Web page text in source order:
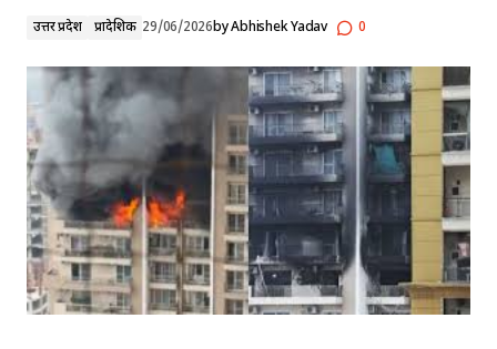
उत्तर प्रदेश प्रादेशिक 29/06/2026byAbhishek Yadav 0